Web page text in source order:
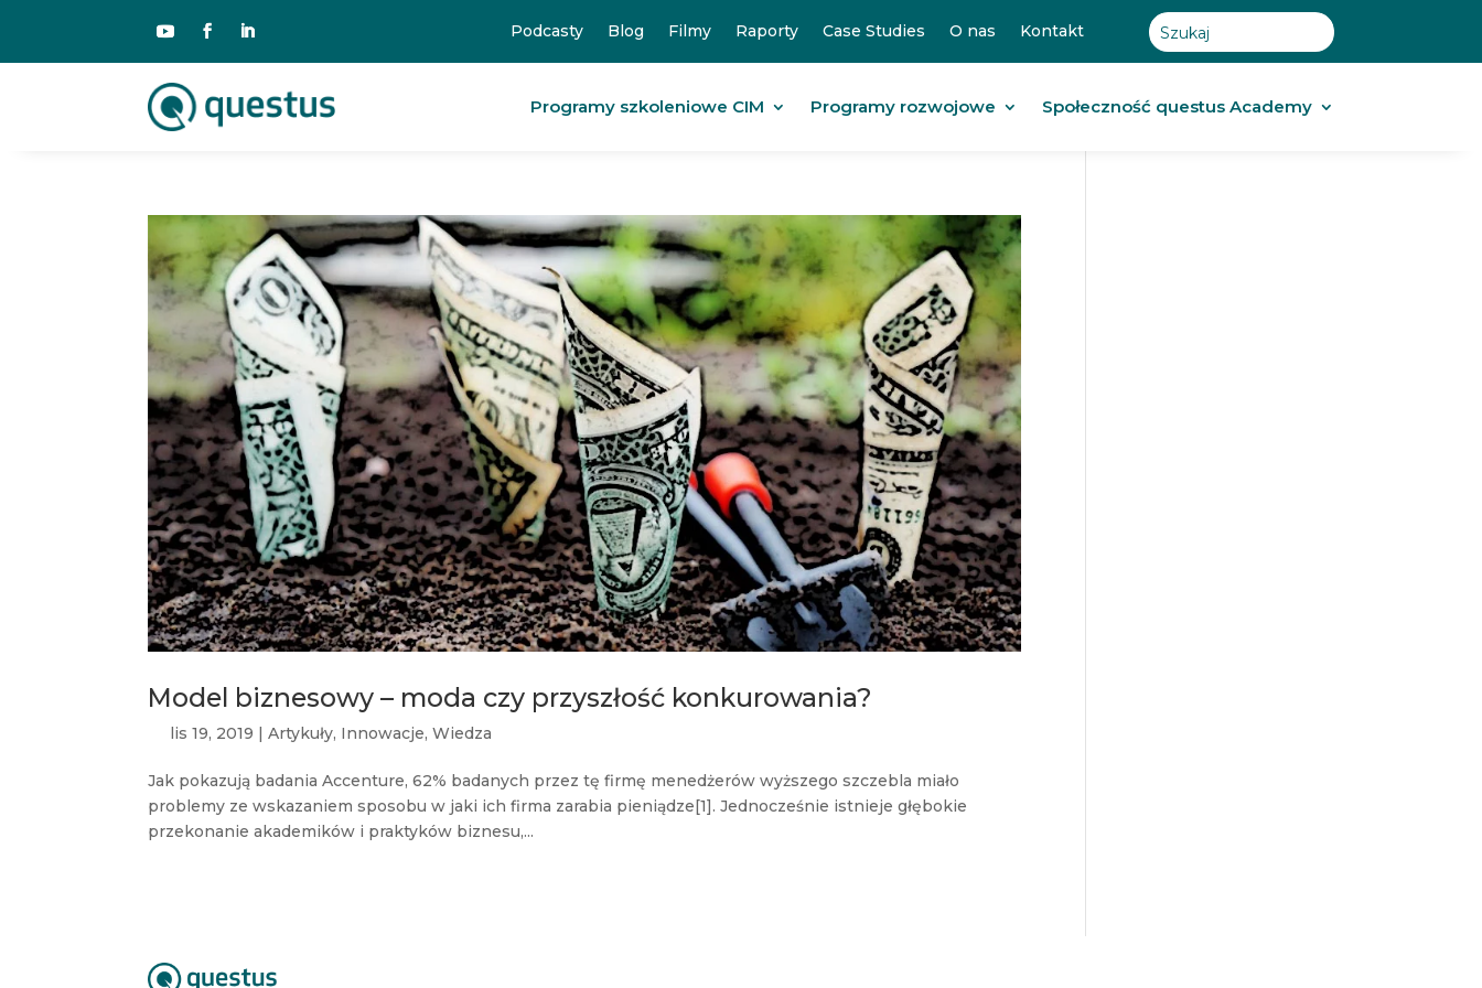
Podcasty Blog Filmy Raporty Case Studies O nas Kontakt
Programy szkoleniowe CIM Programy rozwojowe Społeczność questus Academy
Model biznesowy – moda czy przyszłość konkurowania?
lis 19, 2019 |Artykuły, Innowacje,Wiedza
Jak pokazują badania Accenture, 62% badanych przez tę firmę menedżerów wyższego szczebla miało
problemy ze wskazaniem sposobu w jaki ich firma zarabia pieniądze[1]. Jednocześnie istnieje głębokie
przekonanie akademików i praktyków biznesu,...